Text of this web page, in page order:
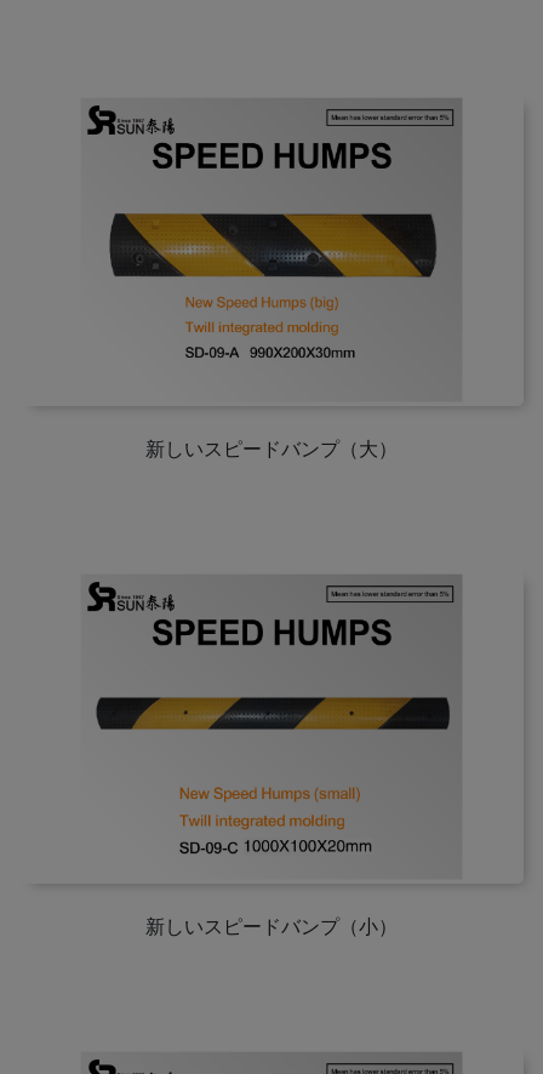
新しいスピードバンプ（大）
新しいスピードバンプ（小）